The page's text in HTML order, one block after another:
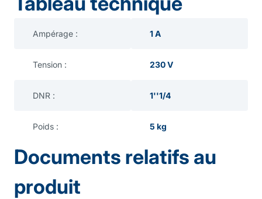
Ampérage : 1 A
Tension : 230 V
DNR : 1''1/4
Poids : 5 kg
Documents relatifs au
produit